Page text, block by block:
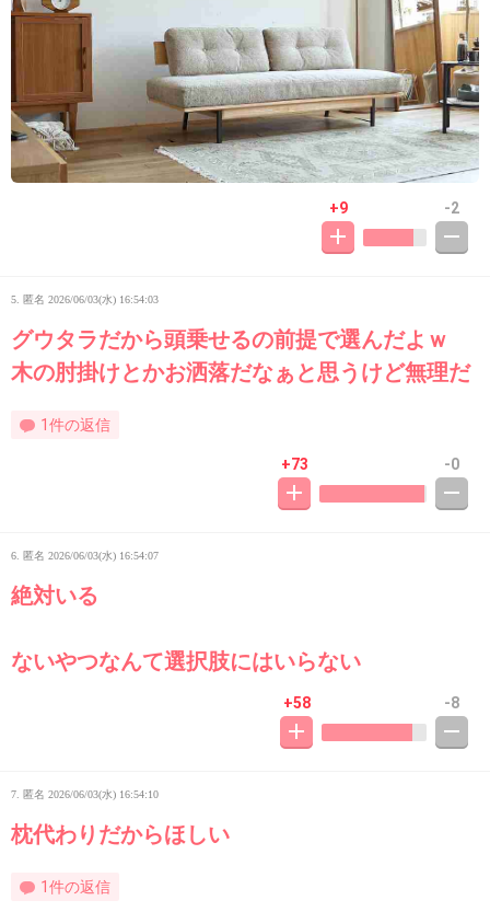
+9 -2
5. 匿名 2026/06/03(水) 16:54:03
グウタラだから頭乗せるの前提で選んだよｗ
木の肘掛けとかお洒落だなぁと思うけど無理だ
1件の返信
+73 -0
6. 匿名 2026/06/03(水) 16:54:07
絶対いる
ないやつなんて選択肢にはいらない
+58 -8
7. 匿名 2026/06/03(水) 16:54:10
枕代わりだからほしい
1件の返信